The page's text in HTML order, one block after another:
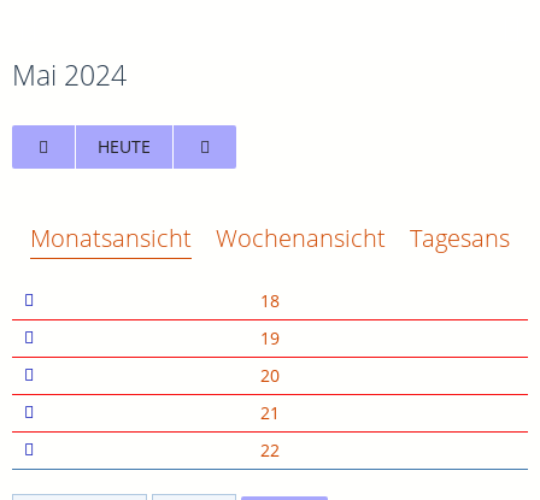
Mai 2024
HEUTE
Monatsansicht Wochenansicht
18
19
20
21
22